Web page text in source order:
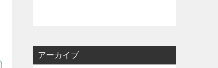
アーカイブ